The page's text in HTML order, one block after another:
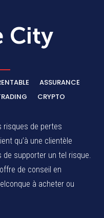
ASSURANCE
CRYPTO
risques de pertes
qu’à une clientèle
supporter un tel risque.
de conseil en
à acheter ou